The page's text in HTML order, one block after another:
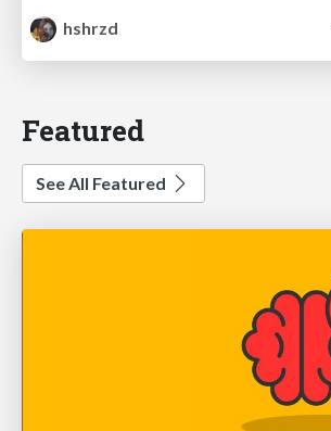
hshrzd
Featured
See All Featured